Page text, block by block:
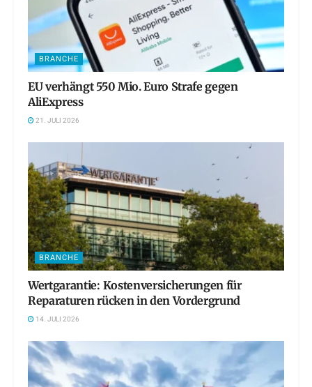
BRANCHE
EU verhängt 550 Mio. Euro Strafe gegen
AliExpress
21. JULI 2026
BRANCHE
Wertgarantie: Kostenversicherungen für
Reparaturen rücken in den Vordergrund
14. JULI 2026